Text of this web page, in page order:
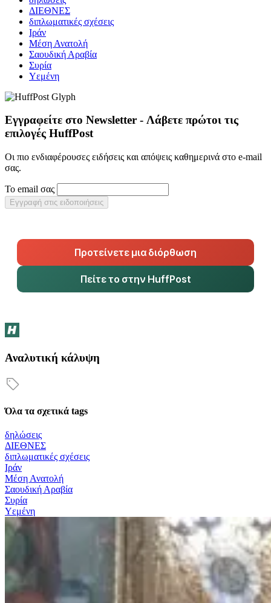
ΔΙΕΘΝΕΣ
διπλωματικές σχέσεις
Ιράν
Μέση Ανατολή
Σαουδική Αραβία
Συρία
Υεμένη
Εγγραφείτε στο Newsletter - Λάβετε πρώτοι τις
επιλογές HuffPost
Οι πιο ενδιαφέρουσες ειδήσεις και απόψεις καθημερινά στο e-mail
σας.
Το email σας
Εγγραφή στις ειδοποιήσεις
Προτείνετε μια διόρθωση
Πείτε το στην HuffPost
Αναλυτική κάλυψη
Όλα τα σχετικά tags
δηλώσεις
ΔΙΕΘΝΕΣ
διπλωματικές σχέσεις
Ιράν
Μέση Ανατολή
Σαουδική Αραβία
Συρία
Υεμένη